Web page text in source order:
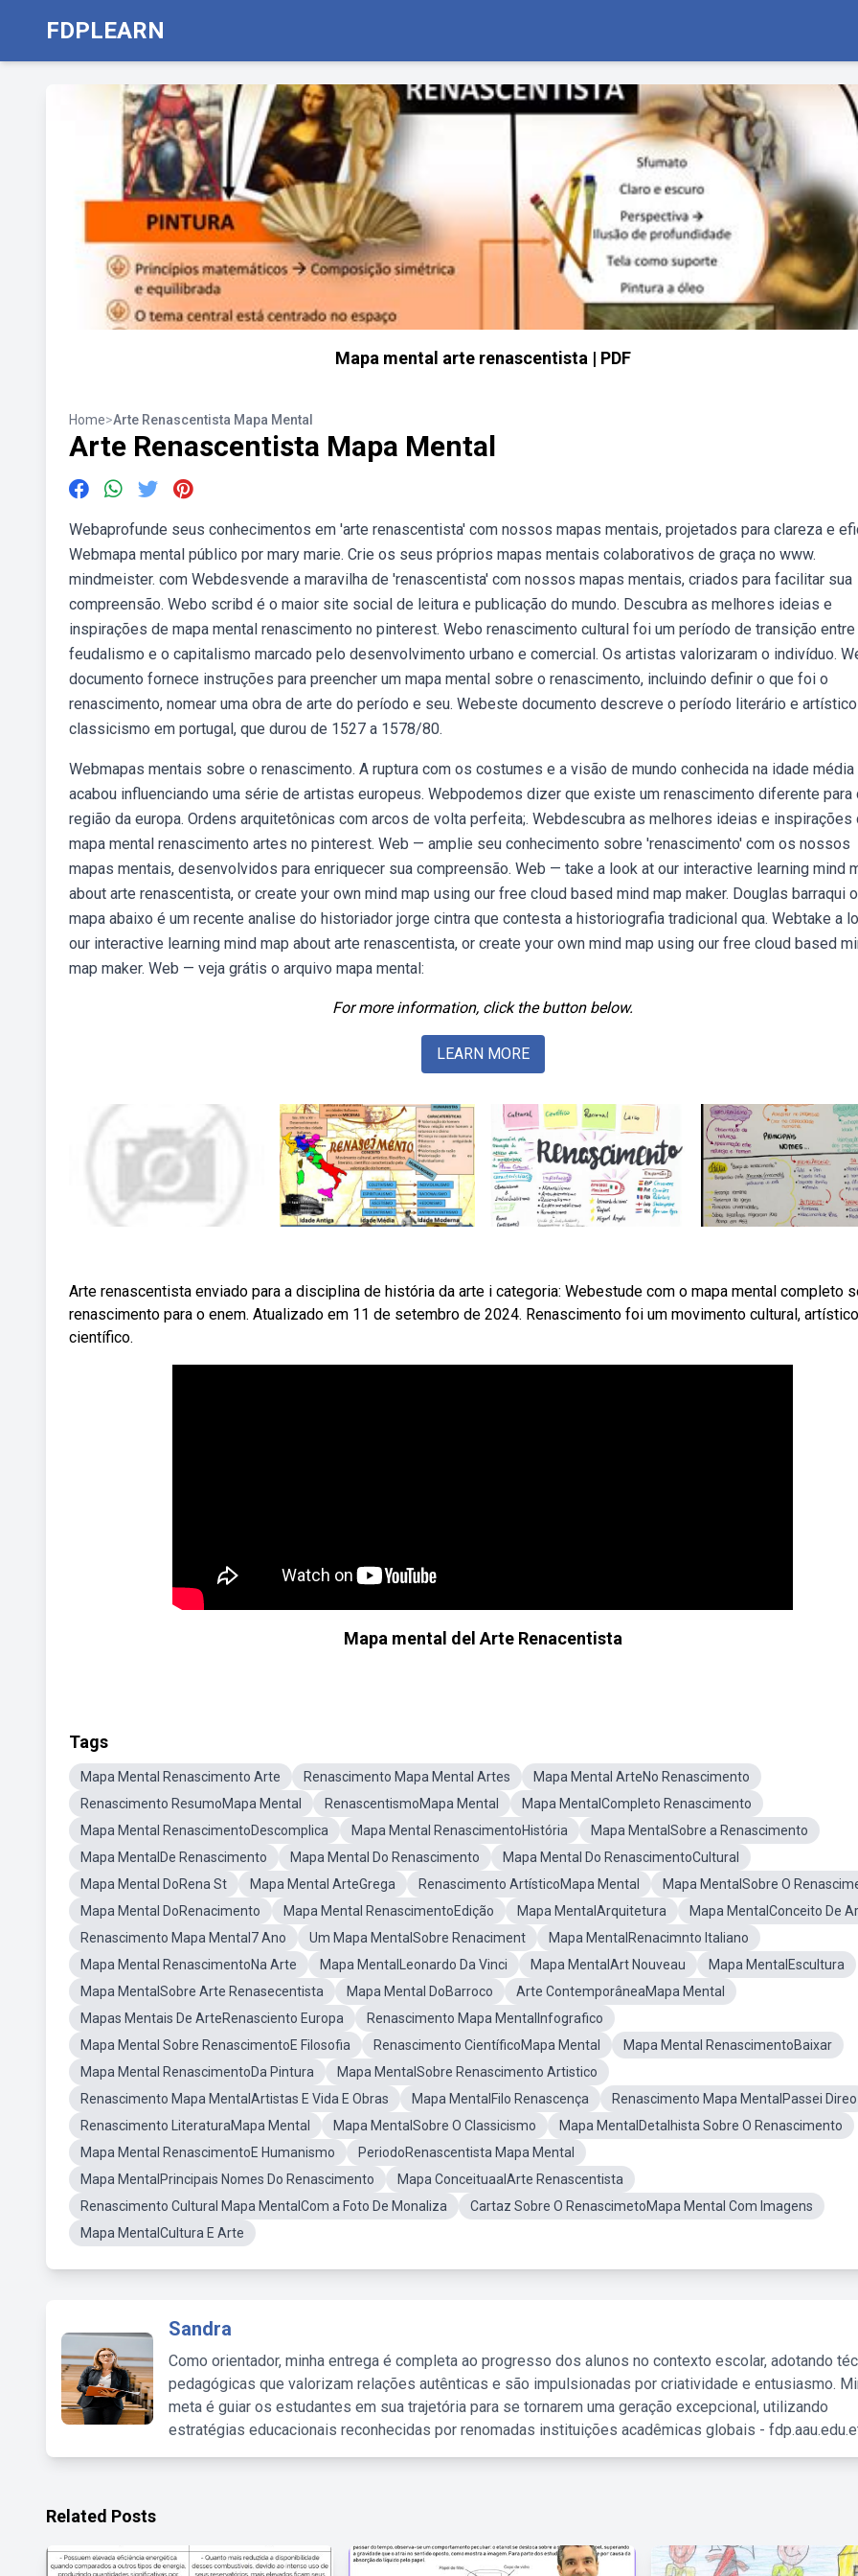
FDPLEARN
Mapa mental arte renascentista | PDF
Home>Arte Renascentista Mapa Mental
Arte Renascentista Mapa Mental
Webaprofunde seus conhecimentos em 'arte renascentista' com nossos mapas mentais, projetados para clareza e
Webmapa mental público por mary marie. Crie os seus próprios mapas mentais colaborativos de graça no www.
mindmeister. com Webdesvende a maravilha de 'renascentista' com nossos mapas mentais, criados para facilitar sua
compreensão. Webo scribd é o maior site social de leitura e publicação do mundo. Descubra as melhores ideias e
inspirações de mapa mental renascimento no pinterest. Webo renascimento cultural foi um período de transição entre
feudalismo e o capitalismo marcado pelo desenvolvimento urbano e comercial. Os artistas valorizaram o indivíduo.
documento fornece instruções para preencher um mapa mental sobre o renascimento, incluindo definir o que foi o
renascimento, nomear uma obra de arte do período e seu. Webeste documento descreve o período literário e
classicismo em portugal, que durou de 1527 a 1578/80.
Webmapas mentais sobre o renascimento. A ruptura com os costumes e a visão de mundo conhecida na idade média
acabou influenciando uma série de artistas europeus. Webpodemos dizer que existe um renascimento diferente para
região da europa. Ordens arquitetônicas com arcos de volta perfeita;. Webdescubra as melhores ideias e inspirações
mapa mental renascimento artes no pinterest. Web — amplie seu conhecimento sobre 'renascimento' com os nossos
mapas mentais, desenvolvidos para enriquecer sua compreensão. Web — take a look at our interactive learning mind
about arte renascentista, or create your own mind map using our free cloud based mind map maker. Douglas barraqui o
mapa abaixo é um recente analise do historiador jorge cintra que contesta a historiografia tradicional qua. Webtake a
our interactive learning mind map about arte renascentista, or create your own mind map using our free cloud based
map maker. Web — veja grátis o arquivo mapa mental:
For more information, click the button below.
LEARN MORE
Arte renascentista enviado para a disciplina de história da arte i categoria: Webestude com o mapa mental completo
renascimento para o enem. Atualizado em 11 de setembro de 2024. Renascimento foi um movimento cultural,
científico.
Mapa mental del Arte Renacentista
Tags
Mapa Mental Renascimento Arte Renascimento Mapa Mental Artes
Mapa Mental ArteNo Renascimento
Renascimento ResumoMapa Mental
RenascentismoMapa Mental
Mapa MentalCompleto Renascimento
Mapa Mental RenascimentoDescomplica
Mapa Mental RenascimentoHistória
Mapa MentalSobre a Renascimento
Mapa MentalDe Renascimento
Mapa Mental Do Renascimento
Mapa Mental Do RenascimentoCultural
Mapa Mental DoRena St
Mapa Mental ArteGrega Renascimento ArtísticoMapa Mental
Mapa MentalSobre O
Mapa Mental DoRenacimento
Mapa Mental RenascimentoEdição Mapa MentalArquitetura
Mapa MentalConceito De
Renascimento Mapa Mental7 Ano
Um Mapa MentalSobre Renaciment
Mapa MentalRenacimnto Italiano
Mapa Mental RenascimentoNa Arte
Mapa MentalLeonardo Da Vinci Mapa MentalArt Nouveau
Mapa MentalEscultura
Mapa MentalSobre Arte Renasecentista
Mapa Mental DoBarroco
Arte ContemporâneaMapa Mental
Mapas Mentais De ArteRenasciento Europa
Renascimento Mapa MentalInfografico
Mapa Mental Sobre RenascimentoE Filosofia
Renascimento CientíficoMapa Mental
Mapa Mental RenascimentoBaixar
Mapa Mental RenascimentoDa Pintura
Mapa MentalSobre Renascimento Artistico
Renascimento Mapa MentalArtistas E Vida E Obras
Mapa MentalFilo Renascença
Renascimento Mapa MentalPassei Direo
Renascimento LiteraturaMapa Mental
Mapa MentalSobre O Classicismo
Mapa MentalDetalhista Sobre O Renascimento
Mapa Mental RenascimentoE Humanismo
PeriodoRenascentista Mapa Mental
Mapa MentalPrincipais Nomes Do Renascimento
Mapa ConceituaalArte Renascentista
Renascimento Cultural Mapa MentalCom a Foto De Monaliza
Cartaz Sobre O RenascimetoMapa Mental Com Imagens
Mapa MentalCultura E Arte
Sandra
Como orientador, minha entrega é completa ao progresso dos alunos no contexto escolar, adotando
pedagógicas que valorizam relações autênticas e são impulsionadas por criatividade e entusiasmo.
meta é guiar os estudantes em sua trajetória para se tornarem uma geração excepcional, utilizando
estratégias educacionais reconhecidas por renomadas instituições acadêmicas globais -
Related Posts